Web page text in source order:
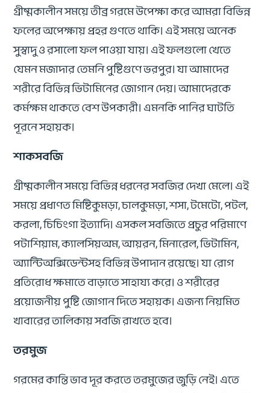
গ্রীষ্মকালীন সময়ে তীব্র গরমে উপেক্ষা করে আমরা বিভিন্ন
ফলের অপেক্ষায় প্রহর গুণতে থাকি। এই সময়ে অনেক
সুস্বাদু ও রসালো ফল পাওয়া যায়। এই ফলগুলো খেতে
যেমন মজাদার তেমনি পুষ্টিগুণে ভরপুর। যা আমাদের
শরীরে বিভিন্ন ভিটামিনের জোগান দেয়। আমাদেরকে
কর্মক্ষম থাকতে বেশ উপকারী। এমনকি পানির ঘাটতি
পূরনে সহায়ক।
শাকসবজি
গ্রীষ্মকালীন সময়ে বিভিন্ন ধরনের সবজির দেখা মেলে। এই
সময়ে প্রধাণত মিষ্টিকুমড়া, চালকুমড়া, শসা, টমেটো, পটল,
করলা, চিচিংগা ইত্যাদি। এসকল সবজিতে প্রচুর পরিমাণে
পটাশিয়াম, ক্যালসিয়অম, আয়রন, মিনারেল, ভিটামিন,
অ্যান্টিঅক্সিডেন্টসহ বিভিন্ন উপাদান রয়েছে। যা রোগ
প্রতিরোধ ক্ষমাতে বাড়াতে সাহায্য করে। ও শরীরের
প্রয়োজনীয় পুষ্টি জোগান দিতে সহায়ক। এজন্য নিয়মিত
খাবারের তালিকায় সবজি রাখতে হবে।
তরমুজ
গরমের কান্তি ভাব দূর করতে তরমুজের জুড়ি নেই। এতে